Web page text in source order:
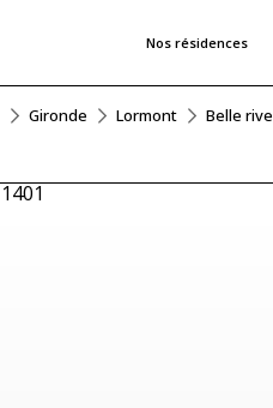
Nos résidences
Gironde Lormont Belle rive